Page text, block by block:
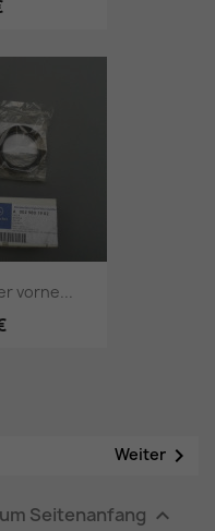
vorne...
Weiter 
Seitenanfang 